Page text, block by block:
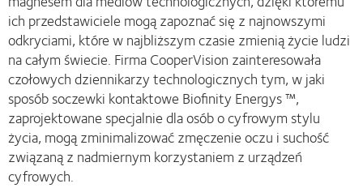
ich przedstawiciele mogą zapoznać się z najnowszymi
odkryciami, które w najbliższym czasie zmienią życie ludzi
na całym świecie. Firma CooperVision zainteresowała
czołowych dziennikarzy technologicznych tym, w jaki
sposób soczewki kontaktowe Biofinity Energys ™,
zaprojektowane specjalnie dla osób o cyfrowym stylu
życia, mogą zminimalizować zmęczenie oczu i suchość
związaną z nadmiernym korzystaniem z urządzeń
cyfrowych.